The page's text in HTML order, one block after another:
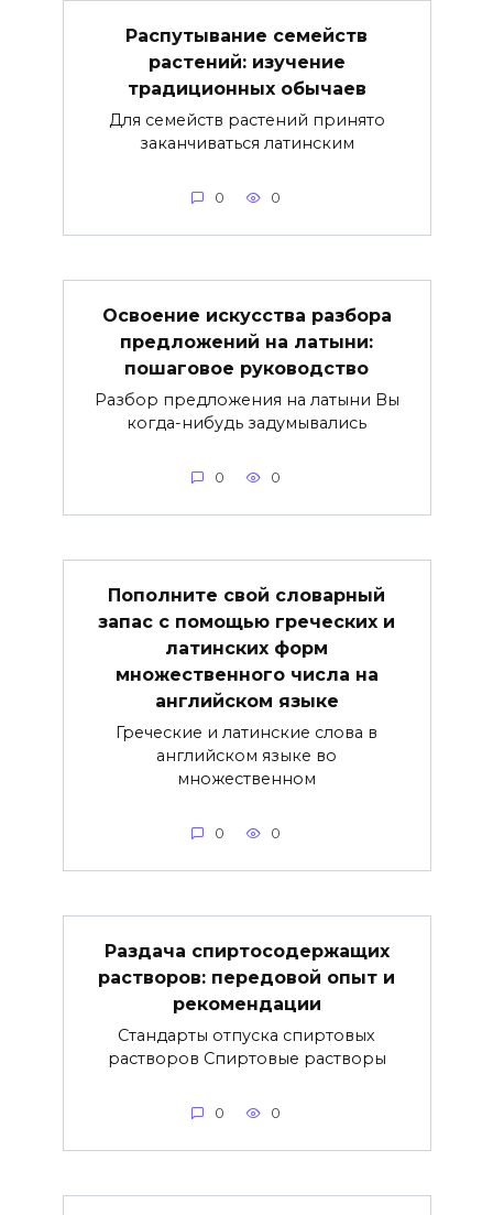
Распутывание семейств
растений: изучение
традиционных обычаев
Для семейств растений принято
заканчиваться латинским
0 0
Освоение искусства разбора
предложений на латыни:
пошаговое руководство
Разбор предложения на латыни Вы
когда-нибудь задумывались
0 0
Пополните свой словарный
запас с помощью греческих и
латинских форм
множественного числа на
английском языке
Греческие и латинские слова в
английском языке во
множественном
0 0
Раздача спиртосодержащих
растворов: передовой опыт и
рекомендации
Стандарты отпуска спиртовых
растворов Спиртовые растворы
0 0